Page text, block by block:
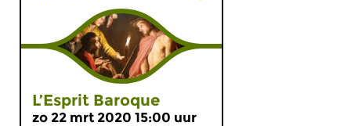
L’Esprit Baroque
zo 22 mrt 2020 15:00 uur